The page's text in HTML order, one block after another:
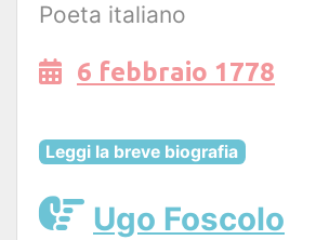
Poeta italiano
6 febbraio 1778
Leggi la breve biografia
Ugo Foscolo